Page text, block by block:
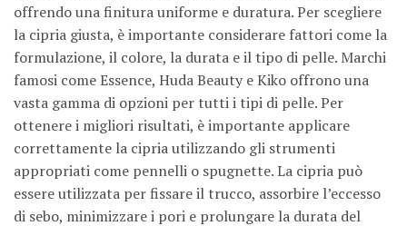
offrendo una finitura uniforme e duratura. Per scegliere
la cipria giusta, è importante considerare fattori come la
formulazione, il colore, la durata e il tipo di pelle. Marchi
famosi come Essence, Huda Beauty e Kiko offrono una
vasta gamma di opzioni per tutti i tipi di pelle. Per
ottenere i migliori risultati, è importante applicare
correttamente la cipria utilizzando gli strumenti
appropriati come pennelli o spugnette. La cipria può
essere utilizzata per fissare il trucco, assorbire l’eccesso
di sebo, minimizzare i pori e prolungare la durata del